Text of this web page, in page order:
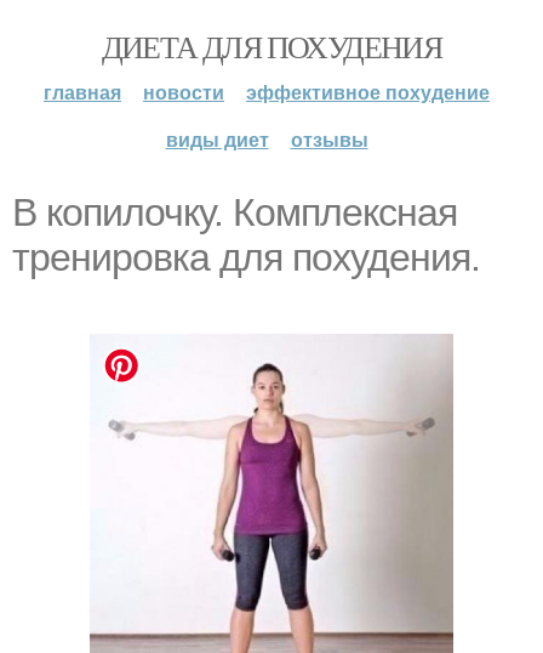
ДИЕТА ДЛЯ ПОХУДЕНИЯ
главная новости
эффективное похудение
виды диет
отзывы
В копилочку. Комплексная
тренировка для похудения.